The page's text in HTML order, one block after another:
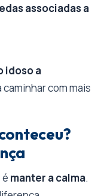
associadas a
idoso a
caminhar com mais
manter a calma.